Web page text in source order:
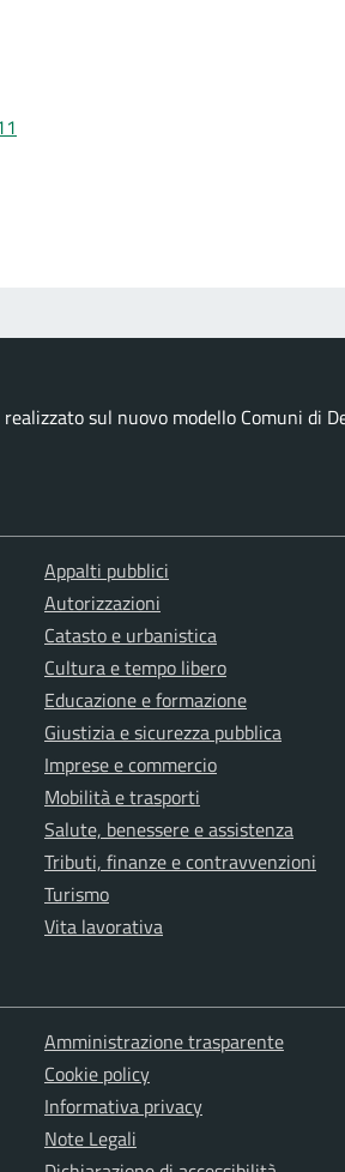
sul nuovo modello Comuni di
Appalti pubblici
Autorizzazioni
Catasto e urbanistica
Cultura e tempo libero
Educazione e formazione
Giustizia e sicurezza pubblica
Imprese e commercio
Mobilità e trasporti
Salute, benessere e assistenza
Tributi, finanze e contravvenzioni
Turismo
Vita lavorativa
Amministrazione trasparente
Cookie policy
Informativa privacy
Note Legali